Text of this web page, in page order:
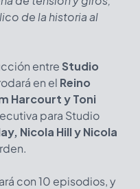
de la historia al
entre Studio
en el Reino
Harcourt y Toni
para Studio
Nicola Hill y Nicola
con 10 episodios, y